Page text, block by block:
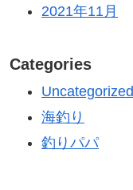
2021年11月
Categories
Uncategorized
海釣り
釣りパパ